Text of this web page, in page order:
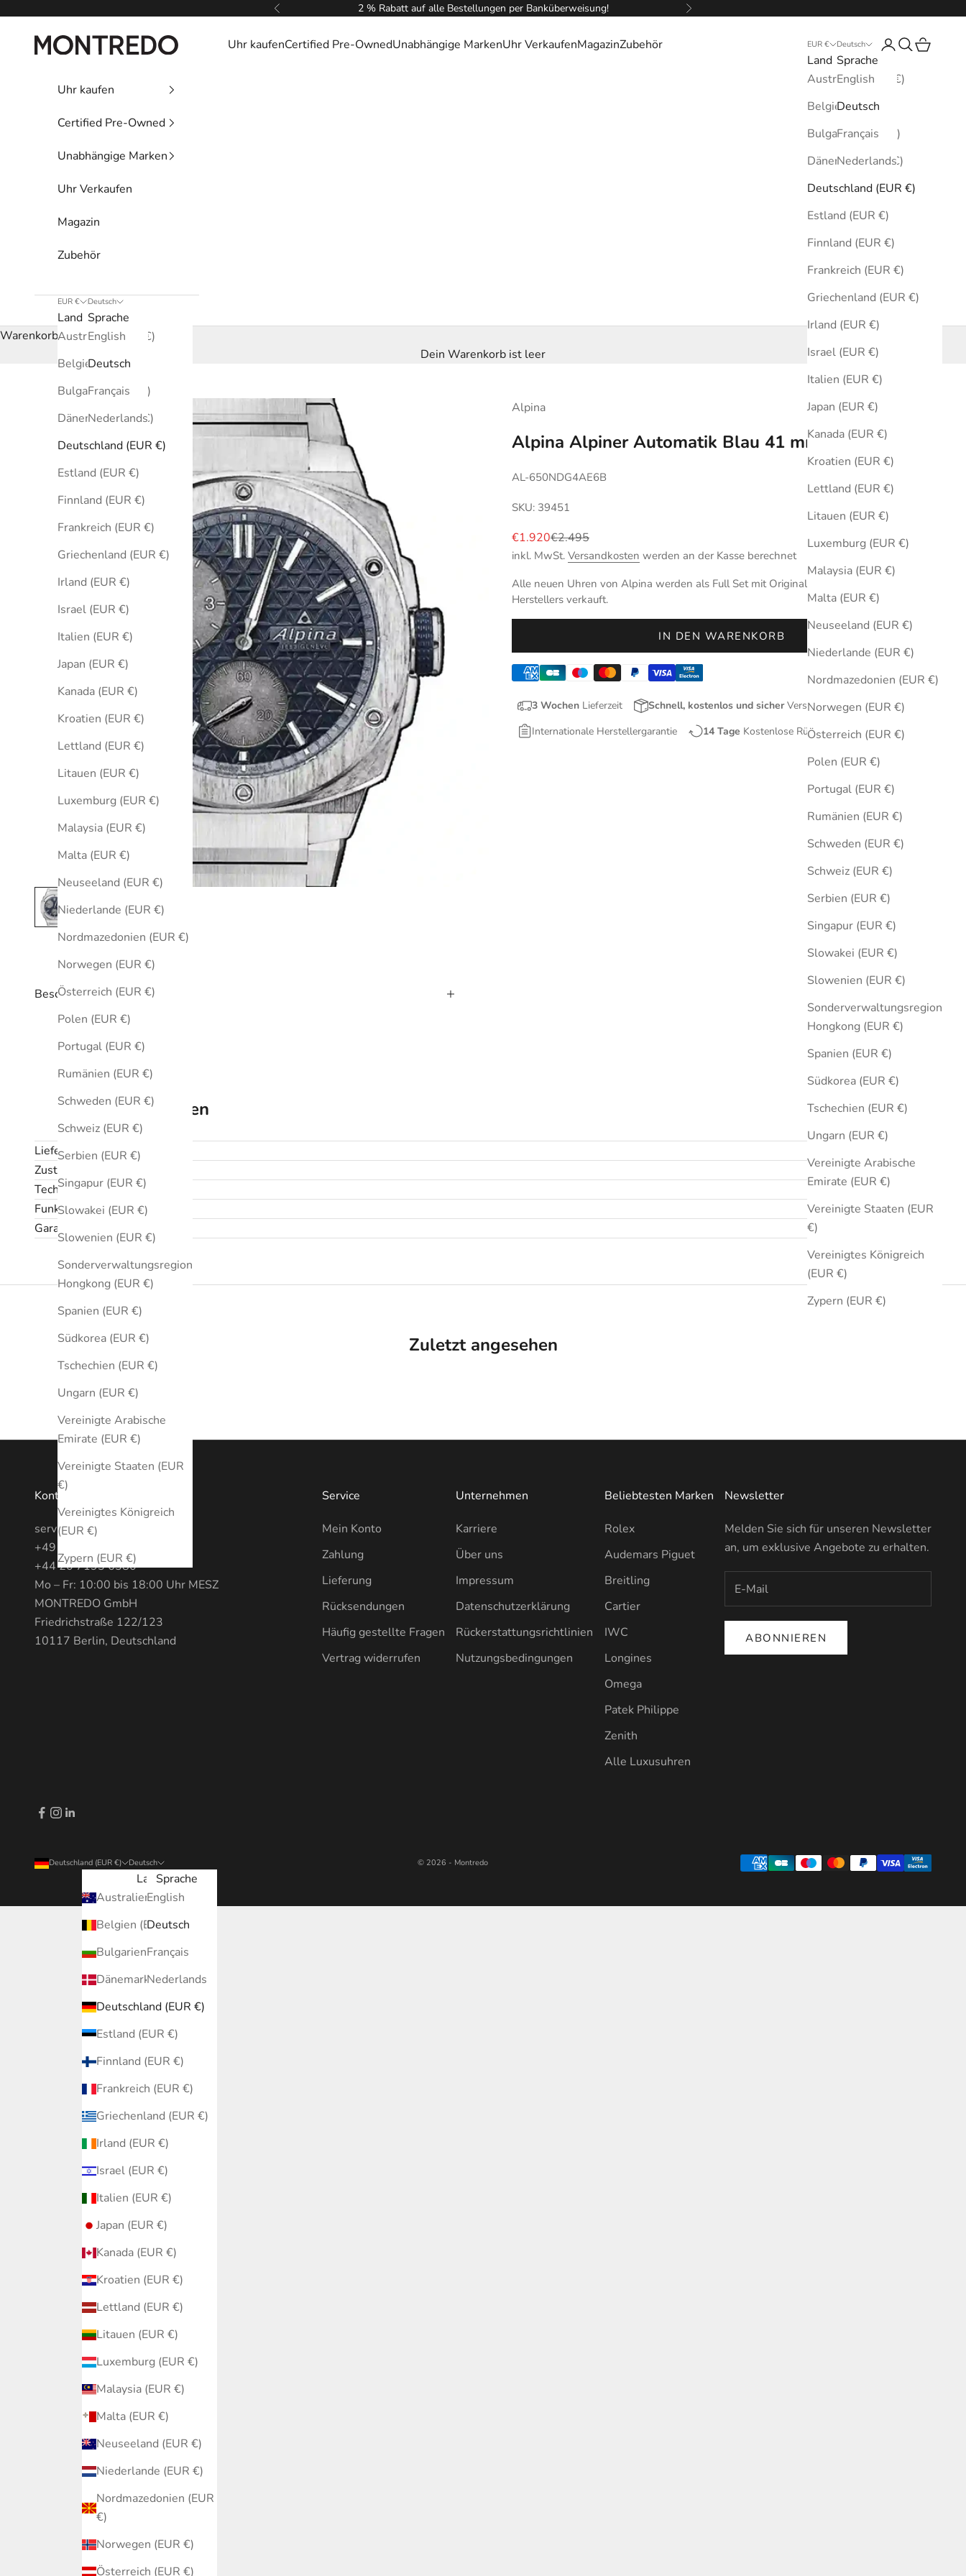
Zurück 2 % Rabatt auf alle Bestellungen per Banküberweisung! Vor
Montredo Uhr kaufenCertified Pre-OwnedUnabhängige MarkenUhr VerkaufenMagazinZubehör EUR €
Land
Australien (EUR €)
Belgien (EUR €)
Bulgarien (EUR €)
Dänemark (EUR €)
Deutschland (EUR €)
Estland (EUR €)
Finnland (EUR €)
Frankreich (EUR €)
Griechenland (EUR €)
Irland (EUR €)
Israel (EUR €)
Italien (EUR €)
Japan (EUR €)
Kanada (EUR €)
Kroatien (EUR €)
Lettland (EUR €)
Litauen (EUR €)
Luxemburg (EUR €)
Malaysia (EUR €)
Malta (EUR €)
Neuseeland (EUR €)
Niederlande (EUR €)
Nordmazedonien (EUR €)
Norwegen (EUR €)
Österreich (EUR €)
Polen (EUR €)
Portugal (EUR €)
Rumänien (EUR €)
Schweden (EUR €)
Schweiz (EUR €)
Serbien (EUR €)
Singapur (EUR €)
Slowakei (EUR €)
Slowenien (EUR €)
Sonderverwaltungsregion
Hongkong (EUR €)
Spanien (EUR €)
Südkorea (EUR €)
Tschechien (EUR €)
Ungarn (EUR €)
Vereinigte Arabische
Emirate (EUR €)
Vereinigte Staaten (EUR
€)
Vereinigtes Königreich
(EUR €)
Zypern (EUR €)
Deutsch
Sprache
English
Deutsch
Français
Nederlands
Anmelden
Suchen
Uhr kaufen
Certified Pre-Owned
Unabhängige Marken
Uhr Verkaufen
Magazin
Zubehör
EUR €
Land
Australien (EUR €)
Belgien (EUR €)
Bulgarien (EUR €)
Dänemark (EUR €)
Deutschland (EUR €)
Estland (EUR €)
Finnland (EUR €)
Frankreich (EUR €)
Griechenland (EUR €)
Irland (EUR €)
Israel (EUR €)
Italien (EUR €)
Japan (EUR €)
Kanada (EUR €)
Kroatien (EUR €)
Lettland (EUR €)
Litauen (EUR €)
Luxemburg (EUR €)
Malaysia (EUR €)
Malta (EUR €)
Neuseeland (EUR €)
Niederlande (EUR €)
Nordmazedonien (EUR €)
Norwegen (EUR €)
Österreich (EUR €)
Polen (EUR €)
Portugal (EUR €)
Rumänien (EUR €)
Schweden (EUR €)
Schweiz (EUR €)
Serbien (EUR €)
Singapur (EUR €)
Slowakei (EUR €)
Slowenien (EUR €)
Sonderverwaltungsregion
Hongkong (EUR €)
Spanien (EUR €)
Südkorea (EUR €)
Tschechien (EUR €)
Ungarn (EUR €)
Vereinigte Arabische
Emirate (EUR €)
Vereinigte Staaten (EUR
€)
Vereinigtes Königreich
(EUR €)
Zypern (EUR €)
Deutsch
Sprache
English
Deutsch
Français
Nederlands
Warenkorb
Dein Warenkorb ist leer
Alpina
Alpina Alpiner Automatik Blau 41 mm
AL-650NDG4AE6B
SKU: 39451
Angebot
€1.920Regulärer Preis
€2.495
inkl. MwSt. Versandkosten werden an der Kasse berechnet
Alle neuen Uhren von Alpina werden als Full Set mit Originalbox und Zertifikat des
Herstellers verkauft.
IN DEN WARENKORB
3 Wochen Lieferzeit Schnell, kostenlos und sicherVersand
Internationale Herstellergarantie
14 Tage Kostenlose Rücksendungen
Beschreibung
Technische Daten
Lieferumfang
Zustand
Technische Daten
Funktionen
Garantie und Rückgabe
Zuletzt angesehen
Kontakt
service@MONTREDO.com
+49 (0) 3028886470
+44 20 7193 6380
Mo – Fr: 10:00 bis 18:00 Uhr MESZ
MONTREDO GmbH
Friedrichstraße 122/123
10117 Berlin, Deutschland
Service
Mein Konto
Zahlung
Lieferung
Rücksendungen
Häufig gestellte Fragen
Vertrag widerrufen
Unternehmen
Karriere
Über uns
Impressum
Datenschutzerklärung
Rückerstattungsrichtlinien
Nutzungsbedingungen
Beliebtesten Marken
Rolex
Audemars Piguet
Breitling
Cartier
IWC
Longines
Omega
Patek Philippe
Zenith
Alle Luxusuhren
Newsletter
Melden Sie sich für unseren Newsletter
an, um exklusive Angebote zu erhalten.
ABONNIEREN
Deutschland (EUR €)
Land
Australien (EUR €)
Belgien (EUR €)
Bulgarien (EUR €)
Dänemark (EUR €)
Deutschland (EUR €)
Estland (EUR €)
Finnland (EUR €)
Frankreich (EUR €)
Griechenland (EUR €)
Irland (EUR €)
Israel (EUR €)
Italien (EUR €)
Japan (EUR €)
Kanada (EUR €)
Kroatien (EUR €)
Lettland (EUR €)
Litauen (EUR €)
Luxemburg (EUR €)
Malaysia (EUR €)
Malta (EUR €)
Neuseeland (EUR €)
Niederlande (EUR €)
Nordmazedonien (EUR
€)
Norwegen (EUR €)
Österreich (EUR €)
Deutsch
Sprache
English
Deutsch
Français
Nederlands
© 2026 - Montredo